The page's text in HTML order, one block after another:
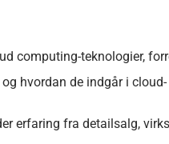
computing-teknologier,
hvordan de indgår i
erfaring fra detailsalg,